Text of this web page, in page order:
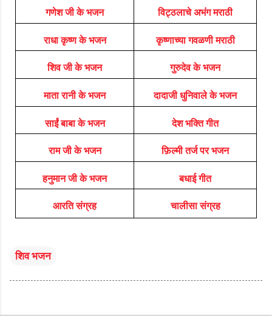
गणेश जी के भजन विट्ठलाचे अभंग मराठी
राधा कृष्ण के भजन कृष्णाच्या गवळणी मराठी
शिव जी के भजन गुरुदेव के भजन
माता रानी के भजन दादाजी धुनिवाले के भजन
साईं बाबा के भजन देश भक्ति गीत
राम जी के भजन फ़िल्मी तर्ज पर भजन
हनुमान जी के भजन बधाई गीत
आरति संग्रह चालीसा संग्रह
शिव भजन